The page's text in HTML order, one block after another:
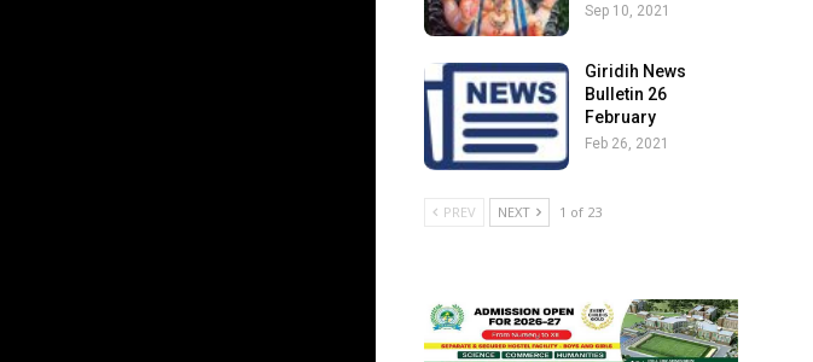
Sep 10, 2021
Giridih News
Bulletin 26
February
Feb 26, 2021
PREV NEXT 1 of 23